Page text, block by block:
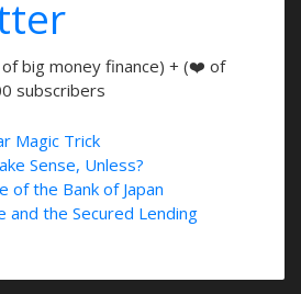
big money finance) + (❤️ of
subscribers
Magic Trick
Sense, Unless?
of the Bank of Japan
and the Secured Lending